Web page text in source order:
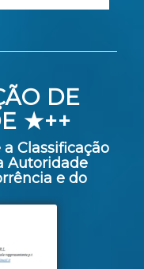
DE
★++
Classificação
Autoridade
e do